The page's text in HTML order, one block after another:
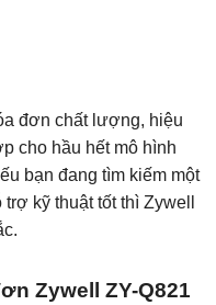
đơn chất lượng, hiệu
cho hầu hết mô hình
bạn đang tìm kiếm một
kỹ thuật tốt thì Zywell
Zywell ZY-Q821